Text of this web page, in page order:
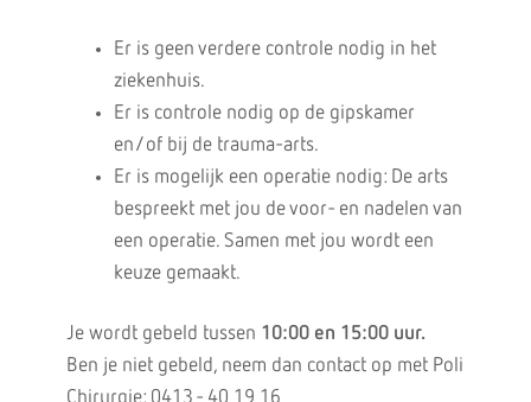
Er is geen verdere controle nodig in het
ziekenhuis.
Er is controle nodig op de gipskamer
en/of bij de trauma-arts.
Er is mogelijk een operatie nodig: De arts
bespreekt met jou de voor- en nadelen van
een operatie. Samen met jou wordt een
keuze gemaakt.
Je wordt gebeld tussen 10:00 en 15:00 uur.
Ben je niet gebeld, neem dan contact op met Poli
Chirurgie: 0413 - 40 19 16